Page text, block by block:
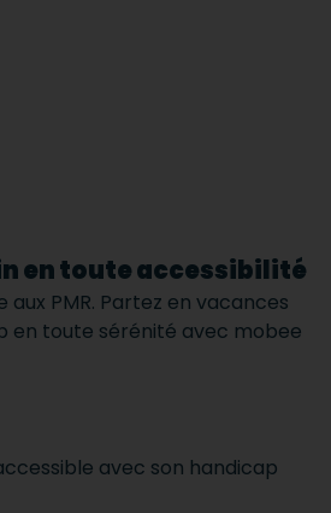
en toute accessibilité
aux PMR. Partez en vacances
en toute sérénité avec mobee